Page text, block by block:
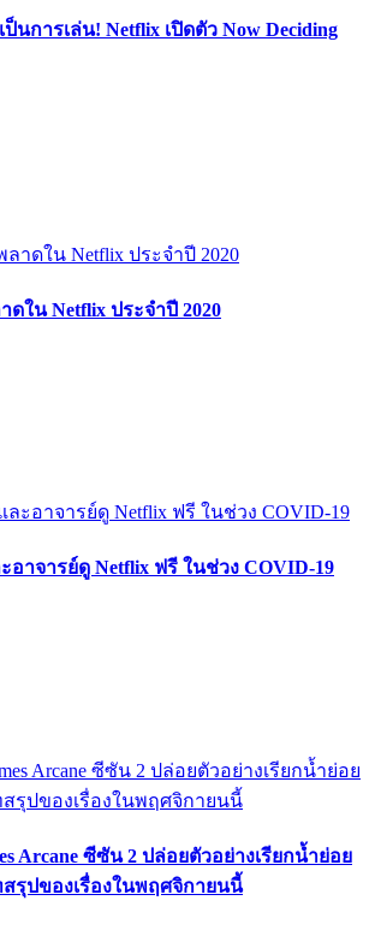
ป็นการเล่น! Netflix เปิดตัว Now Deciding
ดใน Netflix ประจำปี 2020
าจารย์ดู Netflix ฟรี ในช่วง COVID-19
Arcane ซีซัน 2 ปล่อยตัวอย่างเรียกน้ำย่อย
รุปของเรื่องในพฤศจิกายนนี้